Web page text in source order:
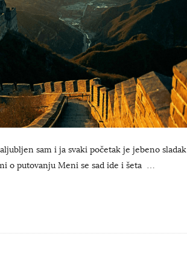
sam i ja svaki početak je jebeno sladak
o putovanju Meni se sad ide i šeta …